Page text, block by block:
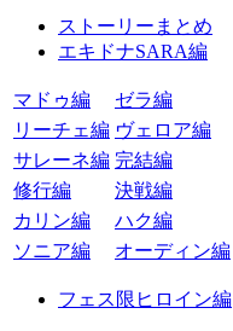
ストーリーまとめ
エキドナSARA編
マドゥ編
ゼラ編
リーチェ編 ヴェロア編
サレーネ編 完結編
修行編
決戦編
カリン編
ハク編
ソニア編
オーディン編
フェス限ヒロイン編